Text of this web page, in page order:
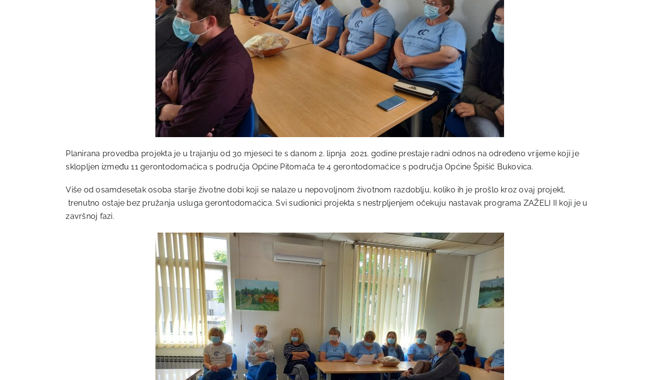
Planirana provedba projekta je u trajanju od 30 mjeseci te s danom 2. lipnja 2021. godine prestaje radni odnos na određeno vrijeme koji je
sklopljen između 11 gerontodomaćica s područja Općine Pitomača te 4 gerontodomaćice s područja Općine Špišić Bukovica.
Više od osamdesetak osoba starije životne dobi koji se nalaze u nepovoljnom životnom razdoblju, koliko ih je prošlo kroz ovaj projekt,
trenutno ostaje bez pružanja usluga gerontodomaćica. Svi sudionici projekta s nestrpljenjem očekuju nastavak programa ZAŽELI II koji je u
završnoj fazi.